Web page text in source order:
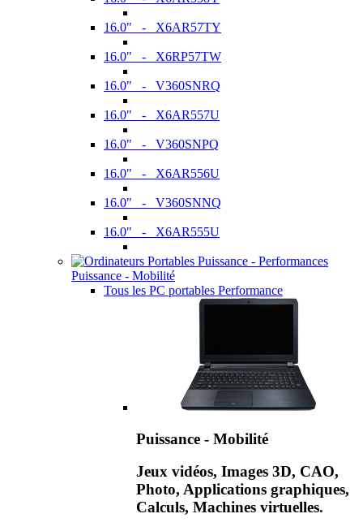
16.0" - X6AR57TY
16.0" - X6RP57TW
16.0" - V360SNRQ
16.0" - X6AR557U
16.0" - V360SNPQ
16.0" - X6AR556U
16.0" - V360SNNQ
16.0" - X6AR555U
Puissance - Mobilité
Tous les PC portables Performance
Puissance - Mobilité
Jeux vidéos, Images 3D, CAO,
Photo, Applications graphiques,
Calculs, Machines virtuelles.